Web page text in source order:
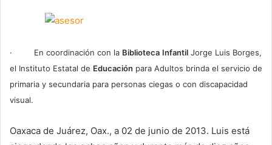
· En coordinación con la Biblioteca Infantil Jorge Luis Borges,
el Instituto Estatal de Educación para Adultos brinda el servicio de
primaria y secundaria para personas ciegas o con discapacidad
visual.
Oaxaca de Juárez, Oax., a 02 de junio de 2013. Luis está